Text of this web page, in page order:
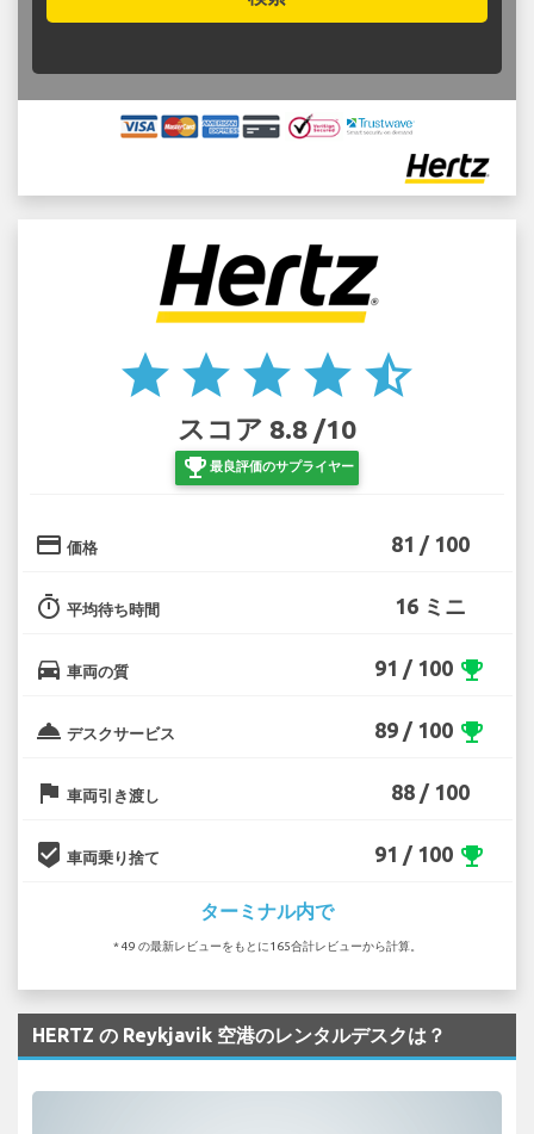
star star star star star_half
スコア 8.8 /10
emoji_events 最良評価のサプライヤー
credit_card 価格 81 / 100
timer 平均待ち時間 16 ミニ
directions_car 車両の質 91 / 100 emoji_events
room_service デスクサービス 89 / 100 emoji_events
flag 車両引き渡し 88 / 100
beenhere 車両乗り捨て 91 / 100 emoji_events
ターミナル内で
* 49 の最新レビューをもとに165合計レビューから計算。
HERTZ の Reykjavik 空港のレンタルデスクは？